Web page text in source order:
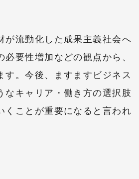
が流動化した成果主義社会へ
要性増加などの観点から、
す。今後、ますますビジネス
なキャリア・働き方の選択肢
くことが重要になると言われ